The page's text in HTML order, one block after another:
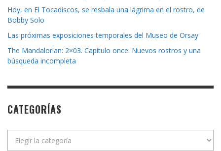
Hoy, en El Tocadiscos, se resbala una lágrima en el rostro, de
Bobby Solo
Las próximas exposiciones temporales del Museo de Orsay
The Mandalorian: 2×03. Capítulo once. Nuevos rostros y una
búsqueda incompleta
CATEGORÍAS